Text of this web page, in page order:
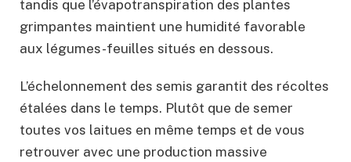
tandis que l’évapotranspiration des plantes
grimpantes maintient une humidité favorable
aux légumes-feuilles situés en dessous.
L’échelonnement des semis garantit des récoltes
étalées dans le temps. Plutôt que de semer
toutes vos laitues en même temps et de vous
retrouver avec une production massive